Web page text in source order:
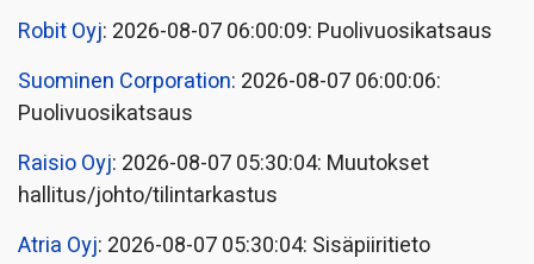
Robit Oyj: 2026-08-07 06:00:09: Puolivuosikatsaus
Suominen Corporation: 2026-08-07 06:00:06:
Puolivuosikatsaus
Raisio Oyj: 2026-08-07 05:30:04: Muutokset
hallitus/johto/tilintarkastus
Atria Oyj: 2026-08-07 05:30:04: Sisäpiiritieto